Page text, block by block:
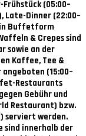
(05:00–
Late-Dinner (22:00–
in Buffetform
& Crepes sind
sowie an der
Kaffee, Tee &
(15:00–
Restaurants
Gebühr und
Restaurant) bzw.
serviert werden.
sind innerhalb der